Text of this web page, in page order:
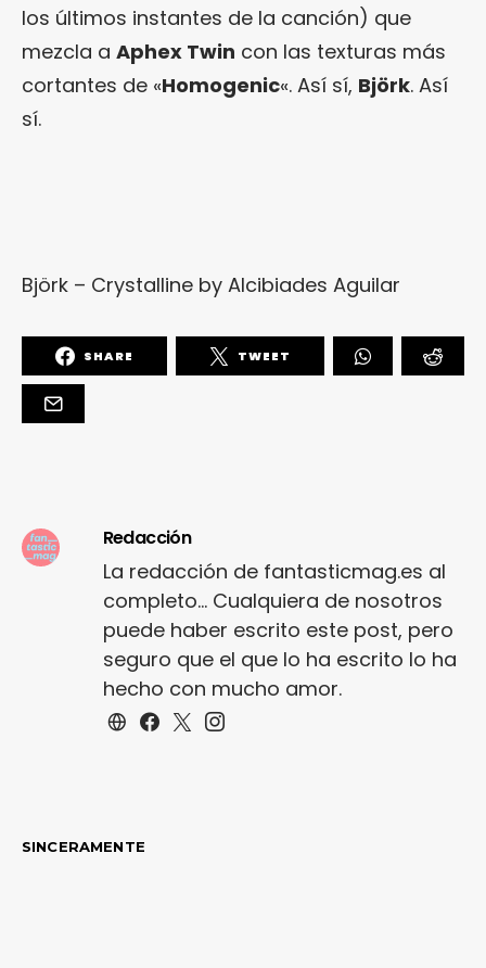
los últimos instantes de la canción) que
mezcla a Aphex Twin con las texturas más
cortantes de «Homogenic«. Así sí, Björk. Así
sí.
Björk – Crystalline by Alcibiades Aguilar
SHARE TWEET
Redacción
La redacción de fantasticmag.es al
completo... Cualquiera de nosotros
puede haber escrito este post, pero
seguro que el que lo ha escrito lo ha
hecho con mucho amor.
SINCERAMENTE